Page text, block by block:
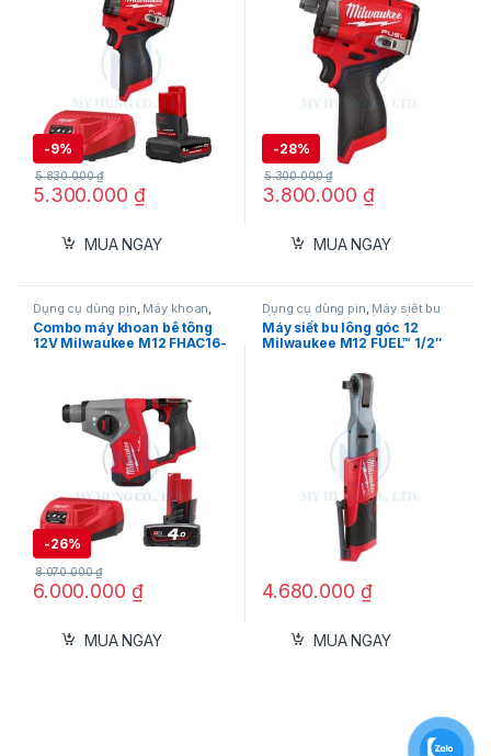
-9%
5.300.000 ₫
5.830.000₫
MUA NGAY
-28%
3.800.000 ₫
5.300.000₫
MUA NGAY
Dụng cụ dùng pin Máy khoan
Máy khoan bê tông Máy khoan
bê tông dùng pin 12V, Milwaukee
Combo máy khoan bê tông
12V Milwaukee M12 FHAC16-
-26%
6.000.000 ₫
8.070.000₫
MUA NGAY
Dụng cụ dùng pin Máy siết bu
lông, Máy siết bu lông dùng pin
12V,Milwaukee
Máy siết bu lông góc 12
Milwaukee M12 FUEL™ 1/2″
4.680.000 ₫
MUA NGAY